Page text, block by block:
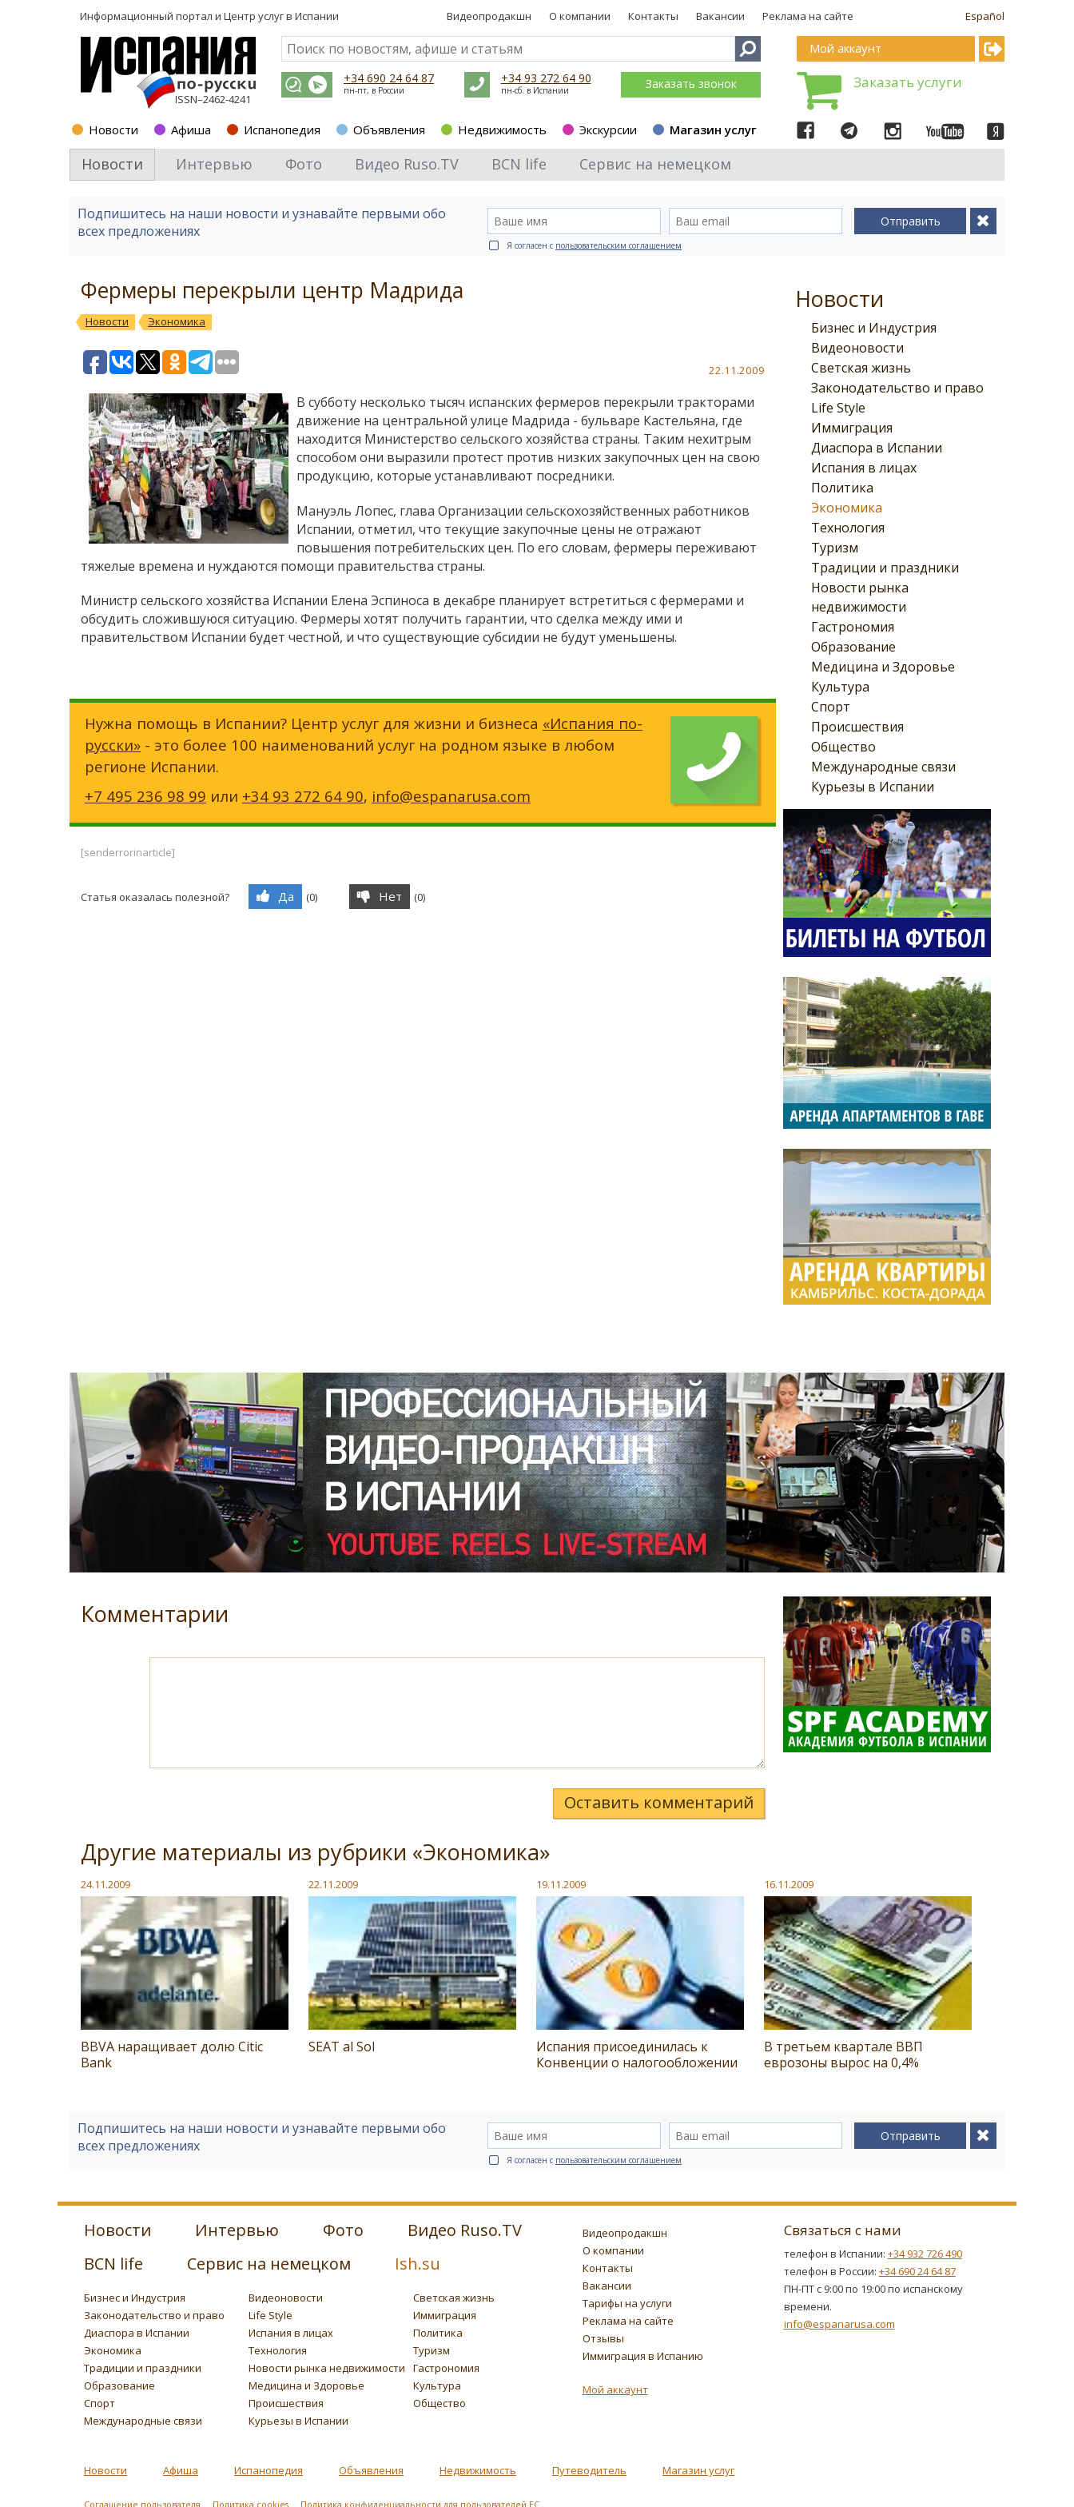
Информационный портал и Центр услуг в Испании Español
Видеопродакшн О компании Контакты Вакансии Реклама на сайте
ISSN–2462-4241
+34 690 24 64 87
пн-пт, в России
+34 93 272 64 90
пн-сб. в Испании Заказать звонок
Новости Афиша Испанопедия Объявления Недвижимость Экскурсии Магазин услуг
Мой аккаунт
Заказать услуги
Новости Интервью Фото Видео Ruso.TV BCN life Сервис на немецком
Подпишитесь на наши новости и узнавайте первыми обо
всех предложениях
Отправить
Я согласен с пользовательским соглашением
Новости
Бизнес и Индустрия
Видеоновости
Светская жизнь
Законодательство и право
Life Style
Иммиграция
Диаспора в Испании
Испания в лицах
Политика
Экономика
Технология
Туризм
Традиции и праздники
Новости рынка
недвижимости
Гастрономия
Образование
Медицина и Здоровье
Культура
Спорт
Происшествия
Общество
Международные связи
Курьезы в Испании
Фермеры перекрыли центр Мадрида
Новости Экономика
22.11.2009
В субботу несколько тысяч испанских фермеров перекрыли тракторами
движение на центральной улице Мадрида - бульваре Кастельяна, где
находится Министерство сельского хозяйства страны. Таким нехитрым
способом они выразили протест против низких закупочных цен на свою
продукцию, которые устанавливают посредники.
Мануэль Лопес, глава Организации сельскохозяйственных работников
Испании, отметил, что текущие закупочные цены не отражают
повышения потребительских цен. По его словам, фермеры переживают
тяжелые времена и нуждаются помощи правительства страны.
Министр сельского хозяйства Испании Елена Эспиноса в декабре планирует встретиться с фермерами и
обсудить сложившуюся ситуацию. Фермеры хотят получить гарантии, что сделка между ими и
правительством Испании будет честной, и что существующие субсидии не будут уменьшены.
Нужна помощь в Испании? Центр услуг для жизни и бизнеса «Испания по-
русски» - это более 100 наименований услуг на родном языке в любом
регионе Испании.
+7 495 236 98 99 или +34 93 272 64 90, info@espanarusa.com
[senderrorinarticle]
Статья оказалась полезной? Да (0) Нет (0)
Комментарии
Оставить комментарий
Другие материалы из рубрики «Экономика»
24.11.2009
BBVA наращивает долю Citic
Bank
22.11.2009
SEAT al Sol
19.11.2009
Испания присоединилась к
Конвенции о налогообложении
16.11.2009
В третьем квартале ВВП
еврозоны вырос на 0,4%
Подпишитесь на наши новости и узнавайте первыми обо
всех предложениях
Отправить
Я согласен с пользовательским соглашением
Новости Интервью Фото
Видео Ruso.TV
BCN life
Сервис на немецком Ish.su
Бизнес и Индустрия Видеоновости
Светская жизнь
Законодательство и право
Life Style
Иммиграция
Диаспора в Испании
Испания в лицах
Политика
Экономика
Технология
Туризм
Традиции и праздники
Новости рынка недвижимости
Гастрономия
Образование
Медицина и Здоровье
Культура
Спорт
Происшествия
Общество
Международные связи
Курьезы в Испании
Видеопродакшн
О компании
Контакты
Вакансии
Тарифы на услуги
Реклама на сайте
Отзывы
Иммиграция в Испанию
Мой аккаунт
Связаться с нами
телефон в Испании: +34 932 726 490
телефон в России: +34 690 24 64 87
ПН-ПТ с 9:00 по 19:00 по испанскому
времени.
info@espanarusa.com
Новости Афиша Испанопедия Объявления Недвижимость Путеводитель Магазин услуг
Соглашение пользователя Политика cookies Политика конфиденциальности для пользователей ЕС